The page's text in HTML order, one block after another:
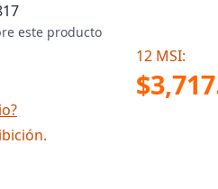
este producto
12 MSI: